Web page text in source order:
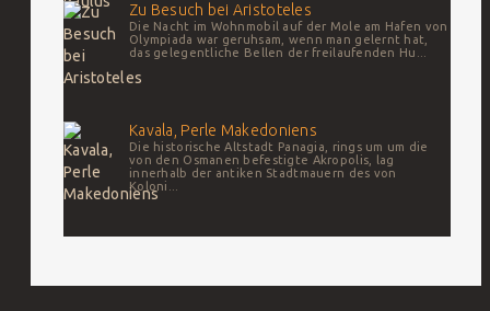
Zu Besuch bei Aristoteles
Die Nacht im Wohnmobil auf der Mole am Hafen von
Olympiada war geruhsam, wenn man gelernt hat,
das gelegentliche Bellen der freilaufenden Hu...
Kavala, Perle Makedoniens
Die historische Altstadt Panagia, rings um um die
von den Osmanen befestigte Akropolis, lag
innerhalb der antiken Stadtmauern des von
Koloni...